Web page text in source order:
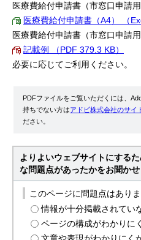
医療費給付申請書（市窓口申請
医療費給付申請書（A4） （
医療費給付申請書（市窓口申請
記載例 （PDF 379.3 KB）
必要に応じてご利用ください。
PDFファイルをご覧いただくには、
持ちでない方はアドビ株式会社のサイ
ださい。
よりよいウェブサイトにする
な問題点があったかをお聞かせ
このページに問題点はあり
情報が十分掲載されてい
ページの構成がわかりに